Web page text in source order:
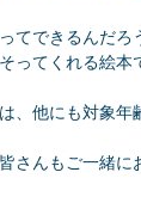
てできるんだろ
ってくれる絵本
、他にも対象年
さんもご一緒に